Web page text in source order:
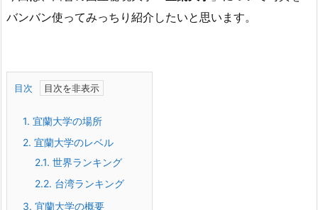
バンバン使ってみっちり紹介したいと思います。
目次
1. 宜蘭大学の場所
2. 宜蘭大学のレベル
2.1. 世界ランキング
2.2. 台湾ランキング
3. 宜蘭大学の概要